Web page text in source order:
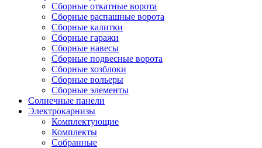
Сборные откатные ворота
Сборные распашные ворота
Сборные калитки
Сборные гаражи
Сборные навесы
Сборные подвесные ворота
Сборные хозблоки
Сборные вольеры
Сборные элементы
Солнечные панели
Электрокарнизы
Комплектующие
Комплекты
Собранные